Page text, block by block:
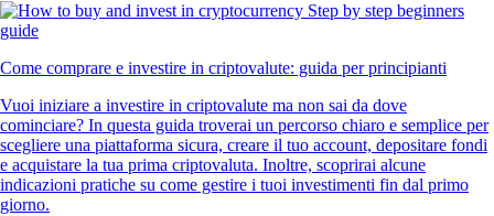
Come comprare e investire in criptovalute: guida per principianti
Vuoi iniziare a investire in criptovalute ma non sai da dove
cominciare? In questa guida troverai un percorso chiaro e semplice per
scegliere una piattaforma sicura, creare il tuo account, depositare fondi
e acquistare la tua prima criptovaluta. Inoltre, scoprirai alcune
indicazioni pratiche su come gestire i tuoi investimenti fin dal primo
giorno.